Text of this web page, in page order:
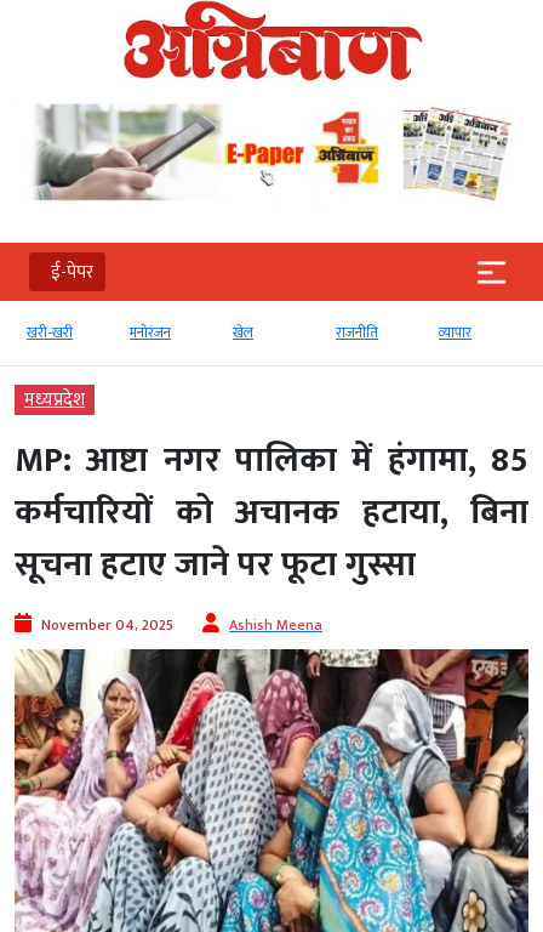
ई-पेपर
खरी-खरी मनोरंजन खेल राजनीति व्‍यापार
मध्‍यप्रदेश
MP: आष्टा नगर पालिका में हंगामा, 85
कर्मचारियों को अचानक हटाया, बिना
सूचना हटाए जाने पर फूटा गुस्सा
November 04, 2025 Ashish Meena